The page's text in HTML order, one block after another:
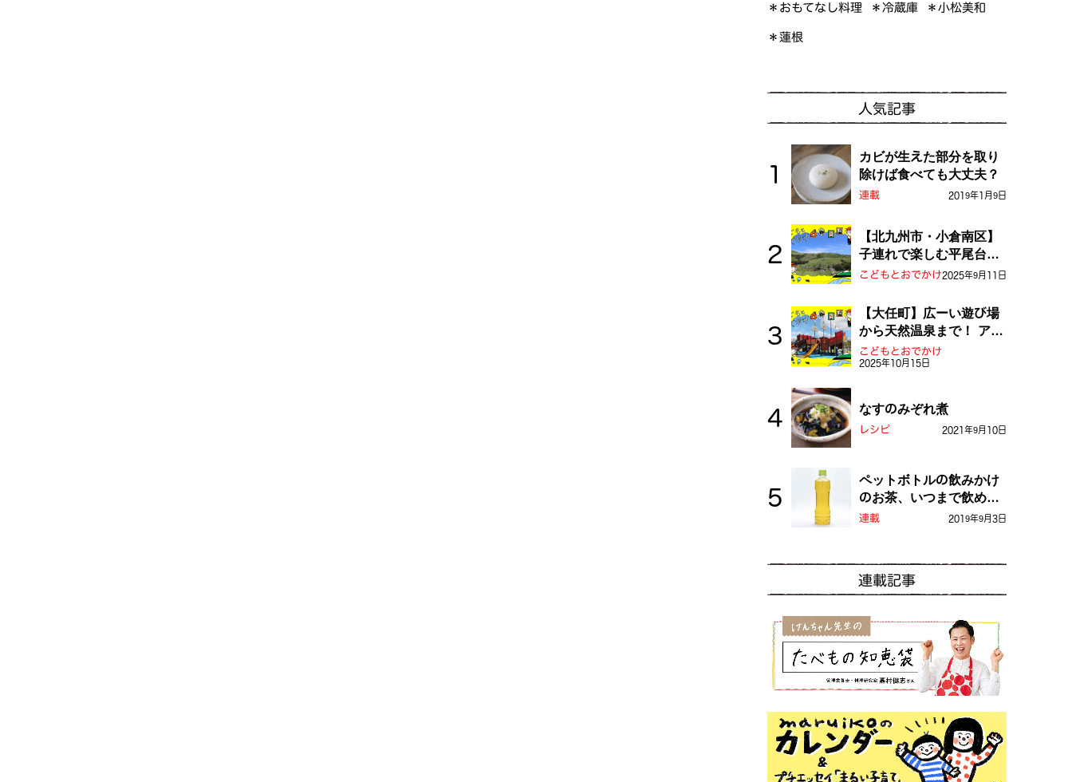
＊おもてなし料理 ＊冷蔵庫 ＊小松美和
＊蓮根
人気記事
カビが生えた部分を取り
除けば食べても大丈夫？
連載 2019年1月9日
【北九州市・小倉南区】
子連れで楽しむ平尾台！
ふしぎな草原や千仏鍾乳
こどもとおでかけ2025年9月11日
【大任町】広ーい遊び場
から天然温泉まで！ アミ
ューズメントな道の駅・
おおとう桜街道
こどもとおでかけ
2025年10月15日
なすのみぞれ煮
レシピ 2021年9月10日
ペットボトルの飲みかけ
のお茶、いつまで飲め
る？
連載 2019年9月3日
連載記事